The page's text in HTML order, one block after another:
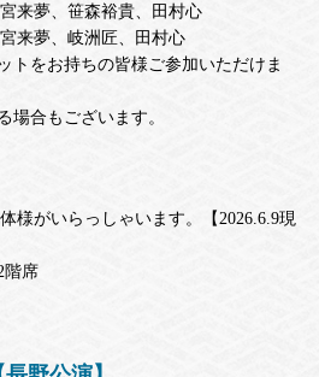
来夢、笹森裕貴、田村心
来夢、岐洲匠、田村心
トをお持ちの皆様ご参加いただけま
合もございます。
様がいらっしゃいます。【2026.6.9現
階席